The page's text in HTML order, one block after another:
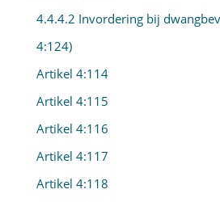
4.4.4.2 Invordering bij
4:124)
Artikel 4:114
Artikel 4:115
Artikel 4:116
Artikel 4:117
Artikel 4:118